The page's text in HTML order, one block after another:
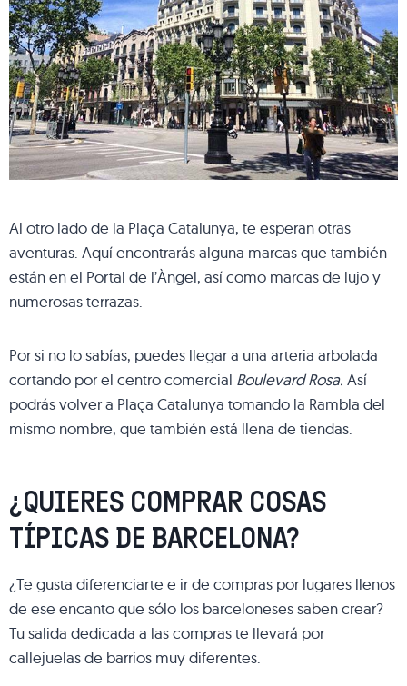
Al otro lado de la Plaça Catalunya, te esperan otras
aventuras. Aquí encontrarás alguna marcas que también
están en el Portal de l’Àngel, así como marcas de lujo y
numerosas terrazas.
Por si no lo sabías, puedes llegar a una arteria arbolada
cortando por el centro comercial Boulevard Rosa. Así
podrás volver a Plaça Catalunya tomando la Rambla del
mismo nombre, que también está llena de tiendas.
¿QUIERES COMPRAR COSAS
TÍPICAS DE BARCELONA?
¿Te gusta diferenciarte e ir de compras por lugares llenos
de ese encanto que sólo los barceloneses saben crear?
Tu salida dedicada a las compras te llevará por
callejuelas de barrios muy diferentes.